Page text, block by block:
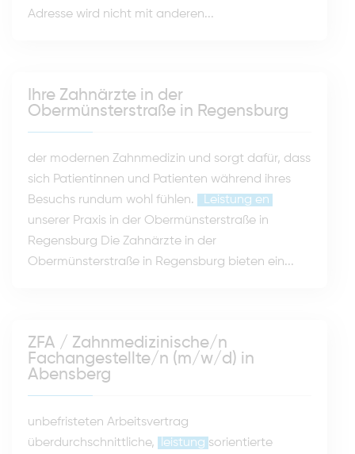
Adresse wird nicht mit anderen...
Ihre Zahnärzte in der
Obermünsterstraße in Regensburg
der modernen Zahnmedizin und sorgt dafür, dass
sich Patientinnen und Patienten während ihres
Besuchs rundum wohl fühlen.
Leistung en
unserer Praxis in der Obermünsterstraße in
Regensburg Die Zahnärzte in der
Obermünsterstraße in Regensburg bieten ein...
ZFA / Zahnmedizinische/n
Fachangestellte/n (m/w/d) in
Abensberg
unbefristeten Arbeitsvertrag
überdurchschnittliche,
leistung sorientierte